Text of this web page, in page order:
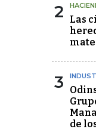
2
Las
3
de